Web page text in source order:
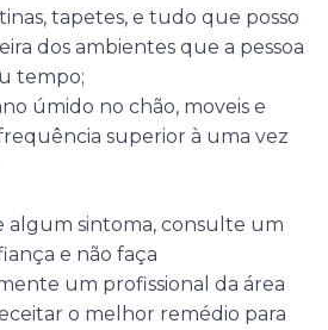
tapetes, e tudo que posso
dos ambientes que a pessoa
tempo;
úmido no chão, moveis e
superior à uma vez
algum sintoma, consulte um
e não faça
um profissional da área
o melhor remédio para